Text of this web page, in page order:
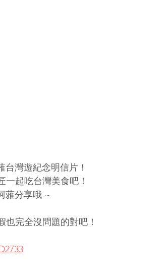
台灣遊紀念明信片！
一起吃台灣美食吧！
蕥分享哦 ~
也完全沒問題的對吧！